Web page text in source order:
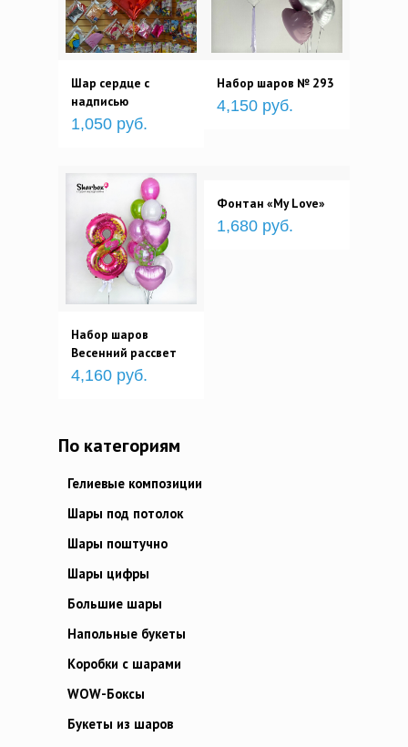
Шар сердце с
надписью
1,050 руб.
Набор шаров № 293
4,150 руб.
Набор шаров
Весенний рассвет
4,160 руб.
Фонтан «My Love»
1,680 руб.
По категориям
Гелиевые композиции
Шары под потолок
Шары поштучно
Шары цифры
Большие шары
Напольные букеты
Коробки с шарами
WOW-Боксы
Букеты из шаров